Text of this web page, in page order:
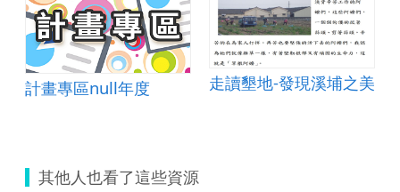
計畫專區null年度 走讀墾地-發現溪埔之美
其他人也看了這些資源